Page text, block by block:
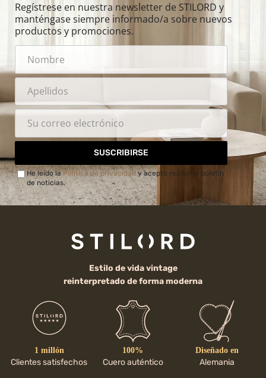
Regístrese en nuestra newsletter de STILORD y
manténgase siempre informado/a sobre nuevos
productos y promociones.
SUSCRIBIRSE
He leído laPolítica de privacidady acepto recibir el boletín
de noticias.
Estilo de vida vintage
reinterpretado de forma moderna
1 millón
Clientes satisfechos
100%
Cuero auténtico
Diseñado en
Alemania